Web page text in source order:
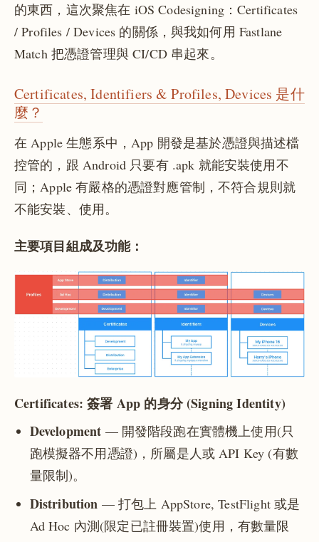
的東西，這次聚焦在 iOS Codesigning：Certificates
/ Profiles / Devices 的關係，與我如何用 Fastlane
Match 把憑證管理與 CI/CD 串起來。
Certificates, Identifiers & Profiles, Devices 是什
麼？
在 Apple 生態系中，App 開發是基於憑證與描述檔
控管的，跟 Android 只要有 .apk 就能安裝使用不
同；Apple 有嚴格的憑證對應管制，不符合規則就
不能安裝、使用。
主要項目組成及功能：
Certificates: 簽署 App 的身分 (Signing Identity)
Development — 開發階段跑在實體機上使用(只
跑模擬器不用憑證)，所屬是人或 API Key (有數
量限制)。
Distribution — 打包上 AppStore, TestFlight 或是
Ad Hoc 內測(限定已註冊裝置)使用，有數量限